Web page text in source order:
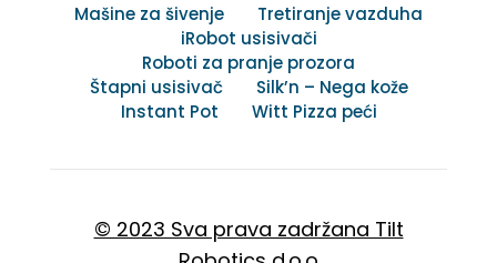
Mašine za šivenje
Tretiranje vazduha
iRobot usisivači
Roboti za pranje prozora
Štapni usisivač
Silk’n – Nega kože
Instant Pot
Witt Pizza peći
© 2023 Sva prava zadržana Tilt